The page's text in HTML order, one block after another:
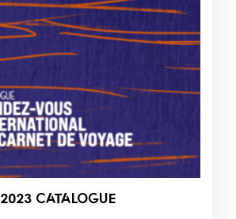
2023 CATALOGUE